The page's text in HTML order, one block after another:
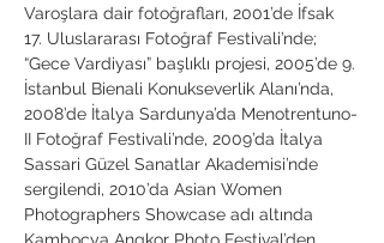
Varoşlara dair fotoğrafları, 2001’de İfsak
17. Uluslararası Fotoğraf Festivali’nde;
“Gece Vardiyası” başlıklı projesi, 2005’de 9.
İstanbul Bienali Konukseverlik Alanı’nda,
2008’de İtalya Sardunya’da Menotrentuno-
II Fotoğraf Festivali’nde, 2009’da İtalya
Sassari Güzel Sanatlar Akademisi’nde
sergilendi, 2010’da Asian Women
Photographers Showcase adı altında